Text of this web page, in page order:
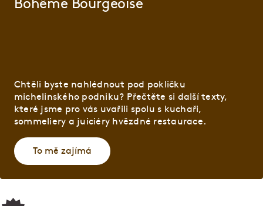
Bohême Bourgeoise
Chtěli byste nahlédnout pod pokličku
michelinského podniku? Přečtěte si další texty,
které jsme pro vás uvařili spolu s kuchaři,
sommeliery a juiciéry hvězdné restaurace.
To mě zajímá